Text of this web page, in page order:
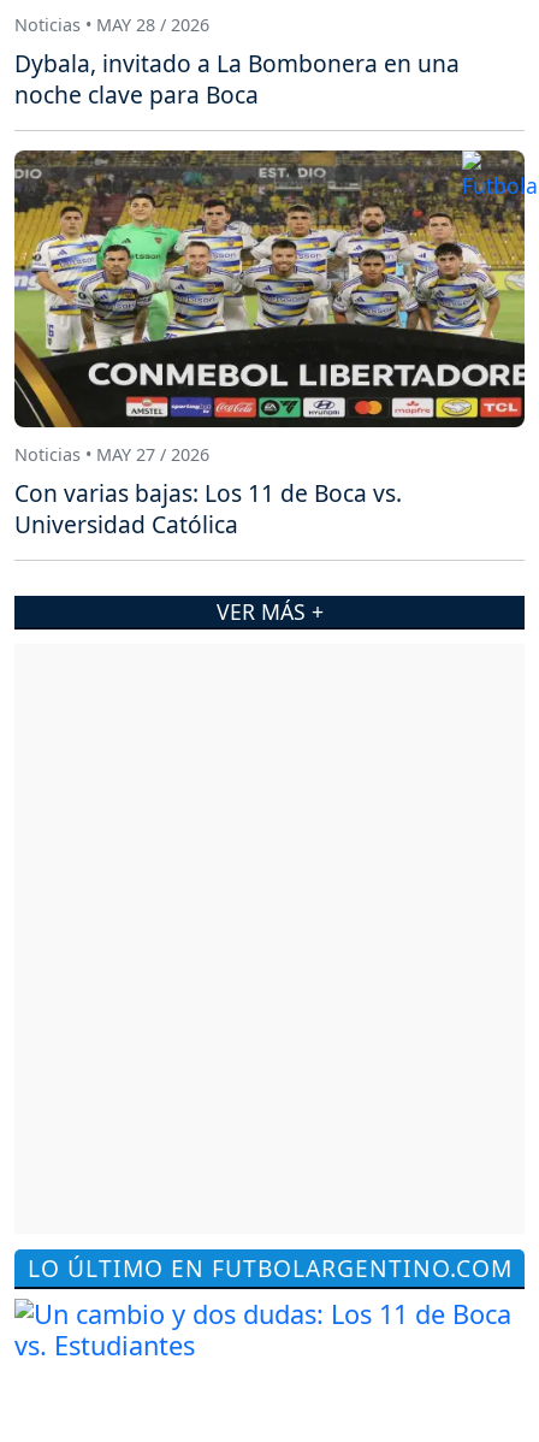
LO ÚLTIMO EN FUTBOLARGENTINO.COM
Noticias • MAY 28 / 2026
Dybala, invitado a La Bombonera en una
noche clave para Boca
Noticias • MAY 27 / 2026
Con varias bajas: Los 11 de Boca vs.
Universidad Católica
VER MÁS +